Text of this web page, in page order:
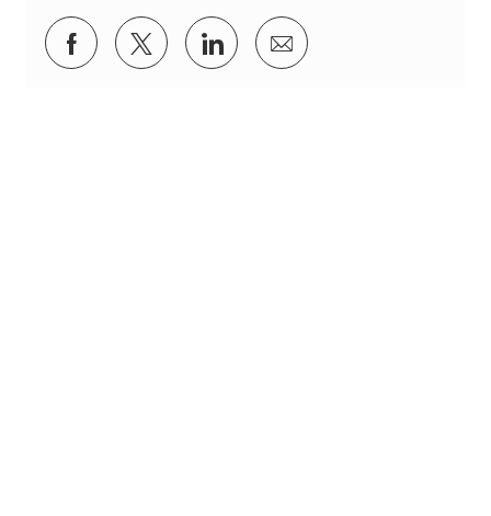
Udostępnij przez Facebook
Udostępnij przez twitter
Udostępnij przez LinkedIn
Udostępnij przez